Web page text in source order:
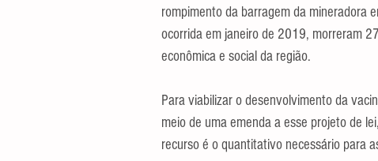
rompimento da barragem da mineradora
ocorrida em janeiro de 2019, morreram
econômica e social da região.
Para viabilizar o desenvolvimento da
meio de uma emenda a esse projeto de
recurso é o quantitativo necessário para